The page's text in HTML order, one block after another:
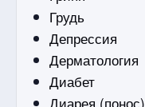
Грудь
Депрессия
Дерматология
Диабет
Диарея (понос)